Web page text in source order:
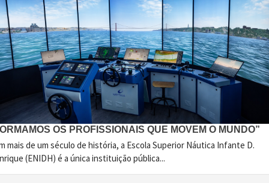
OS PROFISSIONAIS QUE MOVEM O MUNDO”
mais de um século de história, a Escola Superior Náutica Infante D.
(ENIDH) é a única instituição pública...